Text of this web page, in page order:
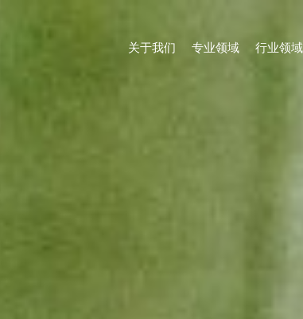
关于我们 专业领域 行业领域